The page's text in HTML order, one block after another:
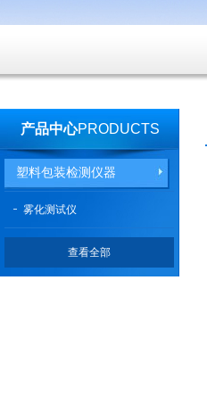
产品中心PRODUCTS
塑料包装检测仪器
雾化测试仪
查看全部